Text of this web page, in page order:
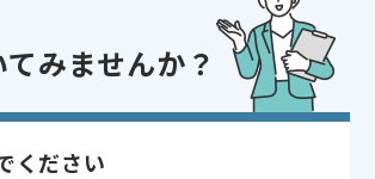
みませんか？
ください